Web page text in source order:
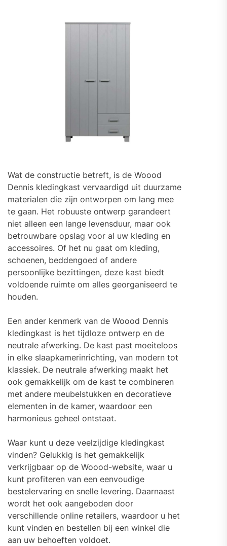
Wat de constructie betreft, is de Woood
Dennis kledingkast vervaardigd uit duurzame
materialen die zijn ontworpen om lang mee
te gaan. Het robuuste ontwerp garandeert
niet alleen een lange levensduur, maar ook
betrouwbare opslag voor al uw kleding en
accessoires. Of het nu gaat om kleding,
schoenen, beddengoed of andere
persoonlijke bezittingen, deze kast biedt
voldoende ruimte om alles georganiseerd te
houden.
Een ander kenmerk van de Woood Dennis
kledingkast is het tijdloze ontwerp en de
neutrale afwerking. De kast past moeiteloos
in elke slaapkamerinrichting, van modern tot
klassiek. De neutrale afwerking maakt het
ook gemakkelijk om de kast te combineren
met andere meubelstukken en decoratieve
elementen in de kamer, waardoor een
harmonieus geheel ontstaat.
Waar kunt u deze veelzijdige kledingkast
vinden? Gelukkig is het gemakkelijk
verkrijgbaar op de Woood-website, waar u
kunt profiteren van een eenvoudige
bestelervaring en snelle levering. Daarnaast
wordt het ook aangeboden door
verschillende online retailers, waardoor u het
kunt vinden en bestellen bij een winkel die
aan uw behoeften voldoet.